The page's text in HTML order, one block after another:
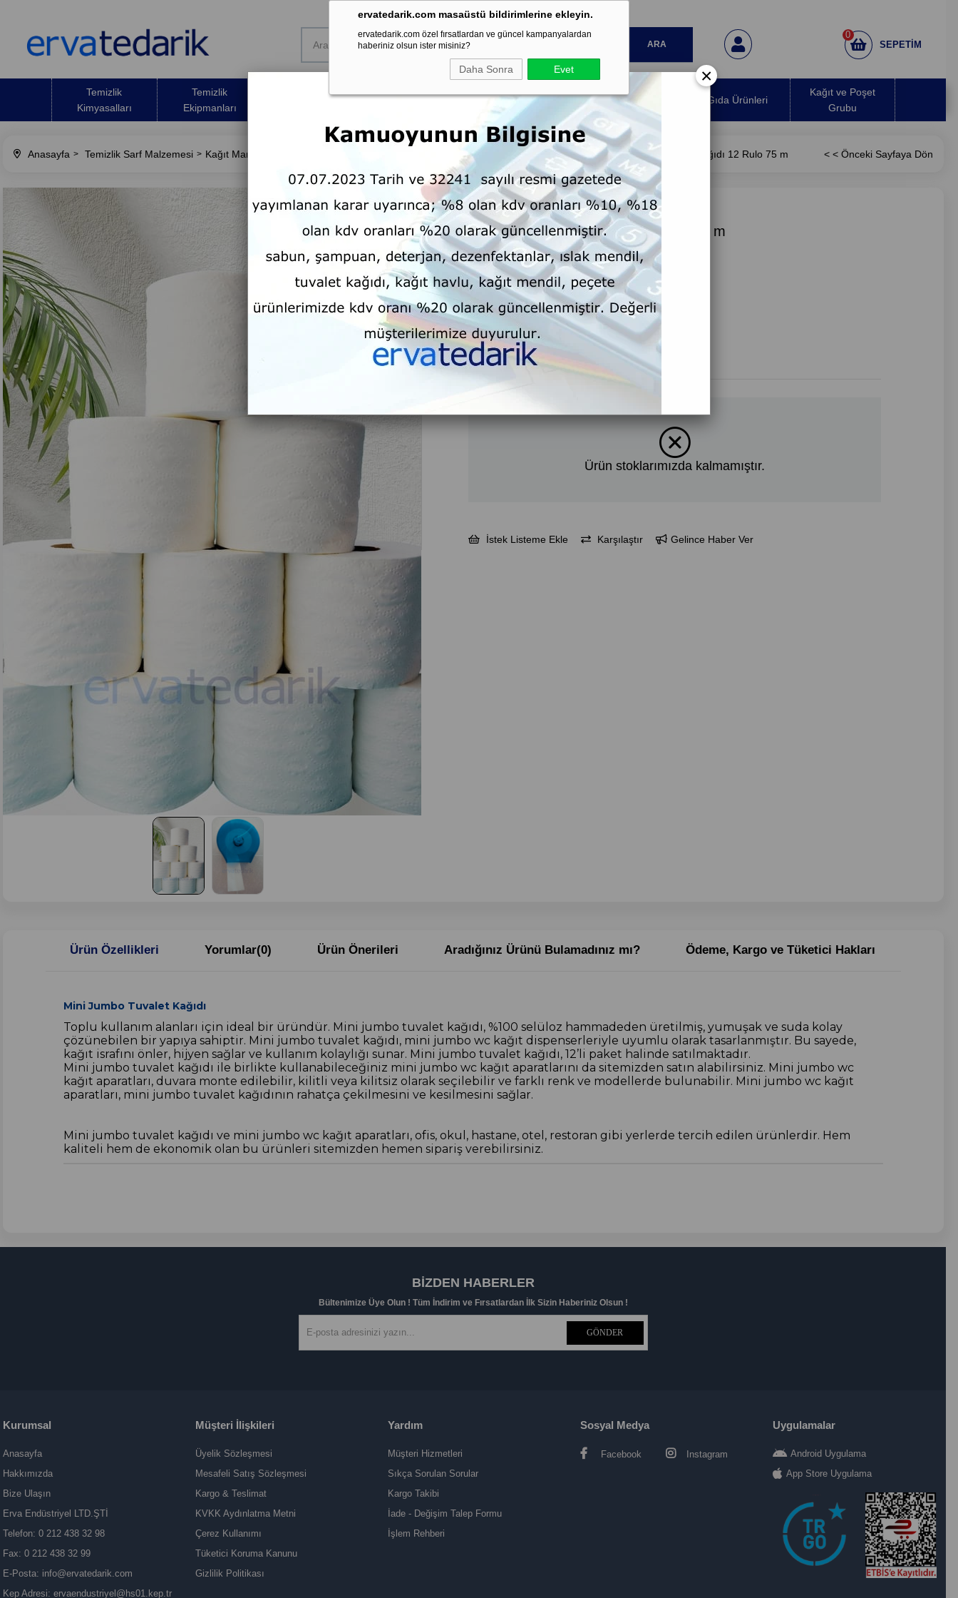
ervatedarik.com masaüstü bildirimlerine ekleyin.
ervatedarik.com özel fırsatlardan ve güncel kampanyalardan
haberiniz olsun ister misiniz?
Daha Sonra Evet
SEPETIM
0
Temizlik
Kimyasalları
Temizlik
Ekipmanları
Temizlik Sarf
Kişisel Temizlik Dispenser
Koku ve Hava
Gıda Ürünleri
Kağıt ve Poşet
Grubu
Anasayfa Temizlik Sarf Malzemesi Kağıt Mamülleri Endüstriyel Tuvalet Kağıdı Jumbo Tuvalet Kağıdı Mini Jumbo Tuvalet Kağıdı 12 Rulo 75 m < < Önceki Sayfaya Dön
Mini Jumbo Tuvalet Kağıdı 12 Rulo 75 m
Marka : Erva
2,5 kg, 1 Koli = 12 Rulo
₺766,26
KDV Dahil ₺919,51
Ürün stoklarımızda kalmamıştır.
İstek Listeme Ekle Karşılaştır Gelince Haber Ver
Ürün Özellikleri Yorumlar(0) Ürün Önerileri Aradığınız Ürünü Bulamadınız mı? Ödeme, Kargo ve Tüketici Hakları
Mini Jumbo Tuvalet Kağıdı
Toplu kullanım alanları için ideal bir üründür. Mini jumbo tuvalet kağıdı, %100 selüloz hammadeden üretilmiş, yumuşak ve suda kolay
çözünebilen bir yapıya sahiptir. Mini jumbo tuvalet kağıdı, mini jumbo wc kağıt dispenserleriyle uyumlu olarak tasarlanmıştır. Bu sayede,
kağıt israfını önler, hijyen sağlar ve kullanım kolaylığı sunar. Mini jumbo tuvalet kağıdı, 12’li paket halinde satılmaktadır.
Mini jumbo tuvalet kağıdı ile birlikte kullanabileceğiniz mini jumbo wc kağıt aparatlarını da sitemizden satın alabilirsiniz. Mini jumbo wc
kağıt aparatları, duvara monte edilebilir, kilitli veya kilitsiz olarak seçilebilir ve farklı renk ve modellerde bulunabilir. Mini jumbo wc kağıt
aparatları, mini jumbo tuvalet kağıdının rahatça çekilmesini ve kesilmesini sağlar.
Mini jumbo tuvalet kağıdı ve mini jumbo wc kağıt aparatları, ofis, okul, hastane, otel, restoran gibi yerlerde tercih edilen ürünlerdir. Hem
kaliteli hem de ekonomik olan bu ürünleri sitemizden hemen sipariş verebilirsiniz.
BIZDEN HABERLER
Bültenimize Üye Olun ! Tüm İndirim ve Fırsatlardan İlk Sizin Haberiniz Olsun !
GÖNDER
Kurumsal
Anasayfa
Hakkımızda
Bize Ulaşın
Erva Endüstriyel LTD.ŞTİ
Telefon: 0 212 438 32 98
Fax: 0 212 438 32 99
E-Posta: info@ervatedarik.com
Kep Adresi: ervaendustriyel@hs01.kep.tr
Müşteri İlişkileri
Üyelik Sözleşmesi
Mesafeli Satış Sözleşmesi
Kargo & Teslimat
KVKK Aydınlatma Metni
Çerez Kullanımı
Tüketici Koruma Kanunu
Gizlilik Politikası
Yardım
Müşteri Hizmetleri
Sıkça Sorulan Sorular
Kargo Takibi
İade - Değişim Talep Formu
İşlem Rehberi
Sosyal Medya
Facebook Instagram
Uygulamalar
Android Uygulama
App Store Uygulama
×